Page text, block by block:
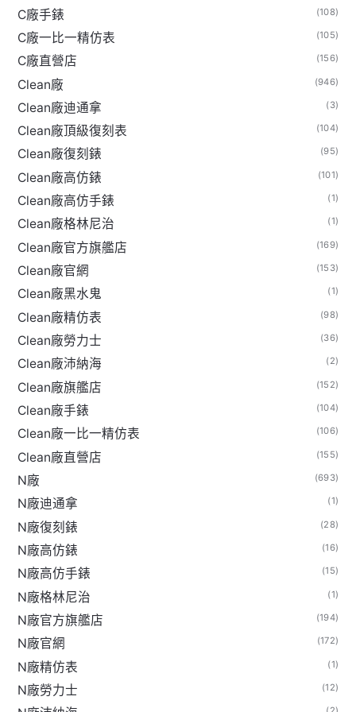
C廠手錶 (108)
C廠一比一精仿表 (105)
C廠直營店 (156)
Clean廠 (946)
Clean廠迪通拿 (3)
Clean廠頂級復刻表 (104)
Clean廠復刻錶 (95)
Clean廠高仿錶 (101)
Clean廠高仿手錶 (1)
Clean廠格林尼治 (1)
Clean廠官方旗艦店 (169)
Clean廠官網 (153)
Clean廠黑水鬼 (1)
Clean廠精仿表 (98)
Clean廠勞力士 (36)
Clean廠沛納海 (2)
Clean廠旗艦店 (152)
Clean廠手錶 (104)
Clean廠一比一精仿表 (106)
Clean廠直營店 (155)
N廠 (693)
N廠迪通拿 (1)
N廠復刻錶 (28)
N廠高仿錶 (16)
N廠高仿手錶 (15)
N廠格林尼治 (1)
N廠官方旗艦店 (194)
N廠官網 (172)
N廠精仿表 (1)
N廠勞力士 (12)